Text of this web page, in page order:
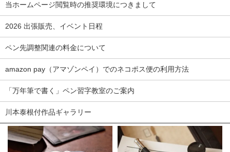
当ホームページ閲覧時の推奨環境につきまして
2026 出張販売、イベント日程
ペン先調整関連の料金について
amazon pay（アマゾンペイ）でのネコポス便の利用方法
「万年筆で書く」ペン習字教室のご案内
川本泰根付作品ギャラリー